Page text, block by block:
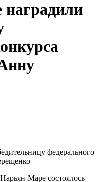
Маре состоялось